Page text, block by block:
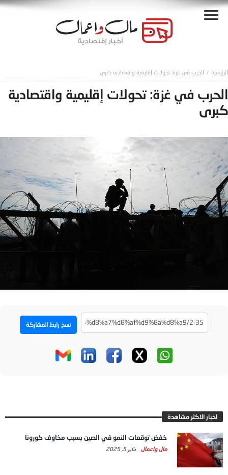
الحرب في غزة: تحولات إقليمية واقتصادية كبرى
الحرب في غزة: تحولات إقليمية واقتصادية
كبرى
نسخ رابط المشاركة
اخبار الاكثر مشاهدة
خفض توقعات النمو في الصين بسبب مخاوف كورونا
مال واعمال يناير 5, 2025